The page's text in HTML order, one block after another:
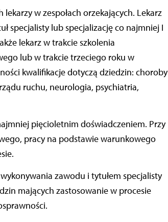
w zespołach orzekających. Lekarz
specjalisty lub specjalizację co najmniej I
lekarz w trakcie szkolenia
lub w trakcie trzeciego roku w
kwalifikacje dotyczą dziedzin: choroby
ruchu, neurologia, psychiatria,
pięcioletnim doświadczeniem. Przy
pracy na podstawie warunkowego
zawodu i tytułem specjalisty
mających zastosowanie w procesie